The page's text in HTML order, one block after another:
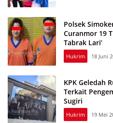
Polsek
Curanmor 19
Tabrak Lari’
Hukrim 18 Juni
KPK Geledah
Terkait
Sugiri
Hukrim 19 Mei